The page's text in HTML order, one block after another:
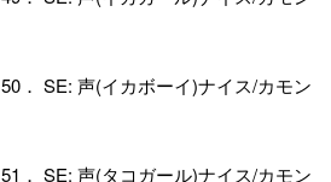
50． SE: 声(イカボーイ)ナイス/カモン
51． SE: 声(タコガール)ナイス/カモン